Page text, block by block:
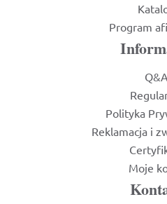
Program
Q&A
Polityka
Reklamacja i
Moje